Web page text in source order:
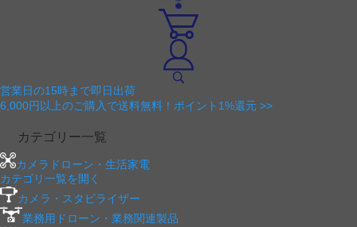
営業日の15時まで即日出荷
6,000円以上のご購入で送料無料！ポイント1%還元 >>
カテゴリー一覧
カメラドローン・生活家電
カテゴリ一覧を開く
カメラ・スタビライザー
業務用ドローン・業務関連製品